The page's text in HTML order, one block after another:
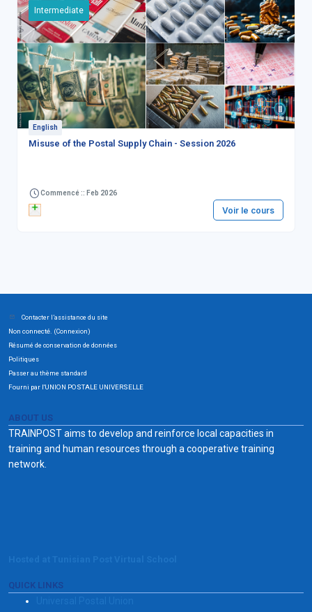
Intermediate
English
Misuse of the Postal Supply Chain - Session 2026
Commencé :: Feb 2026
Voir le cours
Contacter l’assistance du site
Non connecté. (Connexion)
Résumé de conservation de données
Politiques
Passer au thème standard
Fourni par l'UNION POSTALE UNIVERSELLE
ABOUT US
TRAINPOST aims to develop and reinforce local capacities in
training and human resources through a cooperative training
network.
QUICK LINKS